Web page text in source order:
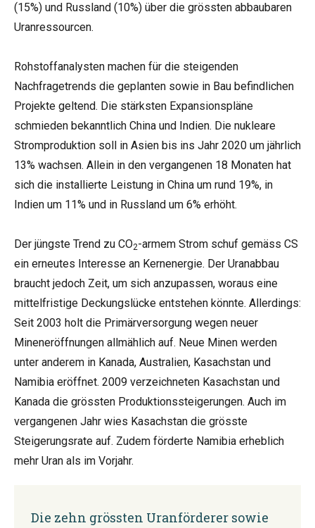
(15%) und Russland (10%) über die grössten abbaubaren
Uranressourcen.
Rohstoffanalysten machen für die steigenden
Nachfragetrends die geplanten sowie in Bau befindlichen
Projekte geltend. Die stärksten Expansionspläne
schmieden bekanntlich China und Indien. Die nukleare
Stromproduktion soll in Asien bis ins Jahr 2020 um jährlich
13% wachsen. Allein in den vergangenen 18 Monaten hat
sich die installierte Leistung in China um rund 19%, in
Indien um 11% und in Russland um 6% erhöht.
Der jüngste Trend zu CO2-armem Strom schuf gemäss CS
ein erneutes Interesse an Kernenergie. Der Uranabbau
braucht jedoch Zeit, um sich anzupassen, woraus eine
mittelfristige Deckungslücke entstehen könnte. Allerdings:
Seit 2003 holt die Primärversorgung wegen neuer
Mineneröffnungen allmählich auf. Neue Minen werden
unter anderem in Kanada, Australien, Kasachstan und
Namibia eröffnet. 2009 verzeichneten Kasachstan und
Kanada die grössten Produktionssteigerungen. Auch im
vergangenen Jahr wies Kasachstan die grösste
Steigerungsrate auf. Zudem förderte Namibia erheblich
mehr Uran als im Vorjahr.
Die zehn grössten Uranförderer sowie